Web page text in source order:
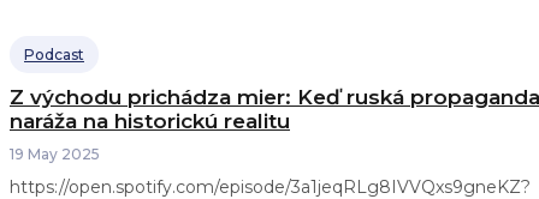
Podcast
Z východu prichádza mier: Keď ruská propaganda
naráža na historickú realitu
19 May 2025
https://open.spotify.com/episode/3a1jeqRLg8IVVQxs9gneKZ?